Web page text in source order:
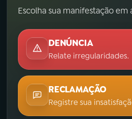
Escolha sua manifestação
DENÚNCIA
Relate irregularidades.
RECLAMAÇÃO
Registre sua